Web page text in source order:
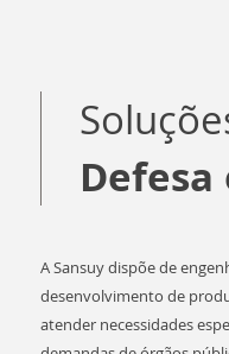
Defesa
A Sansuy dispõe de
desenvolvimento de
atender necessidades